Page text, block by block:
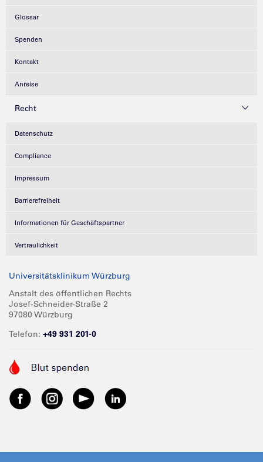
Glossar
Spenden
Kontakt
Anreise
Recht
Datenschutz
Compliance
Impressum
Barrierefreiheit
Informationen für Geschäftspartner
Vertraulichkeit
Universitätsklinikum Würzburg
Anstalt des öffentlichen Rechts
Josef-Schneider-Straße 2
97080 Würzburg
Telefon: +49 931 201-0